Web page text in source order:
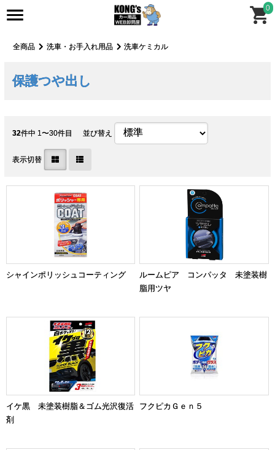
0
全商品 洗車・お手入れ用品 洗車ケミカル
保護つや出し
32件中 1〜30件目 並び替え
表示切替
シャインポリッシュコーティング
ルームピア コンパッタ 未塗装樹
脂用ツヤ
イケ黒 未塗装樹脂＆ゴム光沢復活
剤
フクピカＧｅｎ５